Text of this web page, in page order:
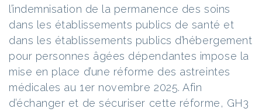
l’indemnisation de la permanence des soins
dans les établissements publics de santé et
dans les établissements publics d’hébergement
pour personnes âgées dépendantes impose la
mise en place d’une réforme des astreintes
médicales au 1er novembre 2025. Afin
d’échanger et de sécuriser cette réforme, GH3